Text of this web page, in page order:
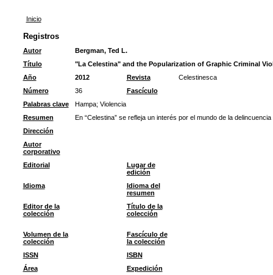
Inicio
Registros
Autor
Bergman, Ted L.
Título
"La Celestina" and the Popularization of Graphic Criminal
Año
2012 Revista
Celestinesca
Número
36
Fascículo
Palabras clave
Hampa; Violencia
Resumen
En “Celestina” se refleja un interés por el mundo de la
Dirección
Autor
corporativo
Editorial
Lugar de
edición
Idioma
Idioma del
resumen
Editor de la
colección
Título de la
colección
Volumen de la
colección
Fascículo de
la colección
ISSN
ISBN
Área
Expedición